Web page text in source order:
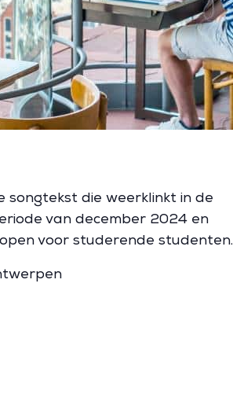
songtekst die weerklinkt in de
van december 2024 en
voor studerende studenten.